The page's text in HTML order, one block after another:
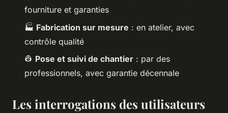
fourniture et garanties
🏭 Fabrication sur mesure : en atelier, avec
contrôle qualité
👷 Pose et suivi de chantier : par des
professionnels, avec garantie décennale
Les interrogations des utilisateurs